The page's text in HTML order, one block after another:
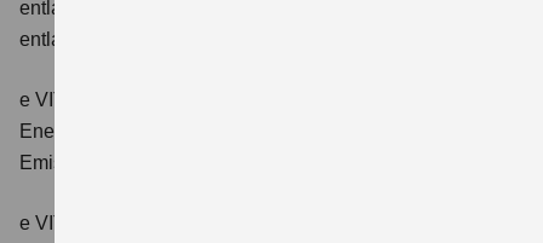
entladener Batterie: 6,6 l/100km; CO2-Klasse (bei
entladener Batterie): E.
e VITARA eAxle Club (49 kWh-Batterie)
Energieverbrauch kombiniert: 14,9 kWh/100km; CO₂-
Emissionen kombiniert: 0 g/km; CO₂-Klasse: A.
e VITARA eAxle Comfort (61 kWh-Batterie)